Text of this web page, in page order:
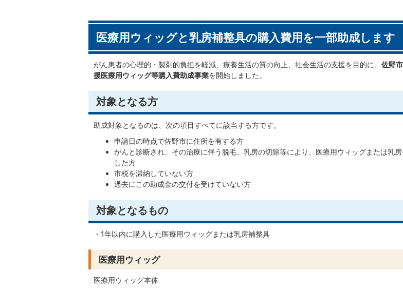
医療用ウィッグと乳房補整具の購入費用を一部助成します
がん患者の心理的・製剤的負担を軽減、療養生活の質の向上、社会生活の支援を目的に、 佐野
援医療用ウィッグ等購入費助成事業を開始しました。
対象となる方
助成対象となるのは、次の項目すべてに該当する方です。
申請日の時点で佐野市に住所を有する方
がんと診断され、その治療に伴う脱毛、乳房の切除等により、医療用ウィッグまたは乳房
した方
市税を滞納していない方
過去にこの助成金の交付を受けていない方
対象となるもの
・1年以内に購入した医療用ウィッグまたは乳房補整具
医療用ウィッグ
医療用ウィッグ本体